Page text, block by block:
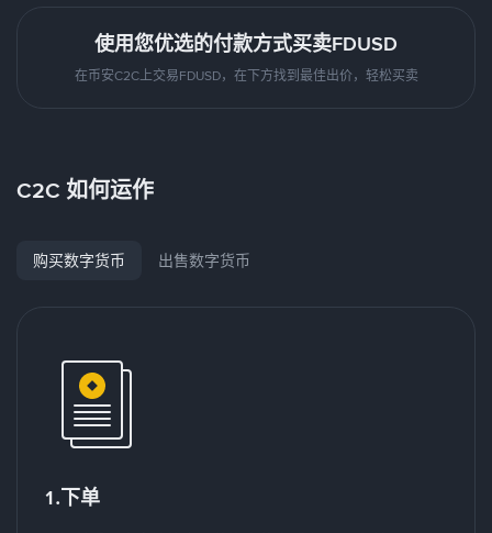
使用您优选的付款方式买卖FDUSD
在币安C2C上交易FDUSD，在下方找到最佳出价，轻松买卖
C2C 如何运作
购买数字货币 出售数字货币
1.下单